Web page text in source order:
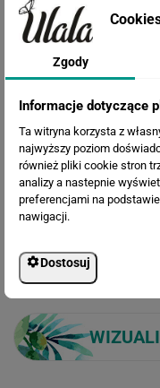
Tapeta koło
Zgody
Informacje dotyczące
Ta witryna korzysta z
najwyższy poziom
również pliki cookie stron
analizy a nastepnie
preferencjami na
nawigacji.
Dostosuj